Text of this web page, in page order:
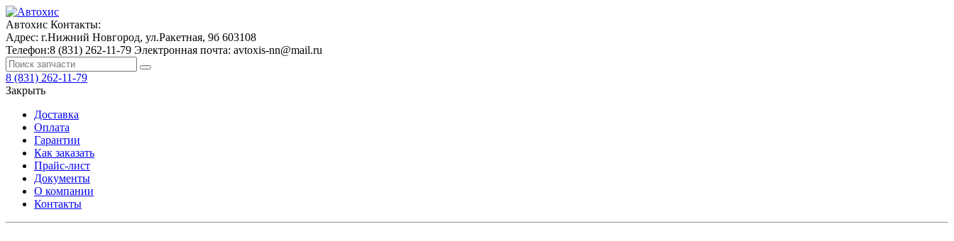
Автохис Контакты:
Адрес: г.Нижний Новгород, ул.Ракетная, 9б 603108
Телефон:8 (831) 262-11-79 Электронная почта: avtoxis-nn@mail.ru
8 (831) 262-11-79
Закрыть
Доставка
Оплата
Гарантии
Как заказать
Прайс-лист
Документы
О компании
Контакты